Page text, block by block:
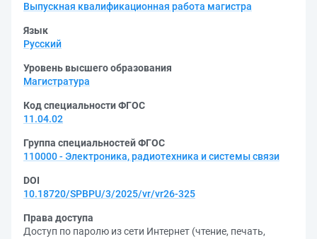
Выпускная квалификационная работа магистра
Язык
Русский
Уровень высшего образования
Магистратура
Код специальности ФГОС
11.04.02
Группа специальностей ФГОС
110000 - Электроника, радиотехника и системы связи
DOI
10.18720/SPBPU/3/2025/vr/vr26-325
Права доступа
Доступ по паролю из сети Интернет (чтение, печать,